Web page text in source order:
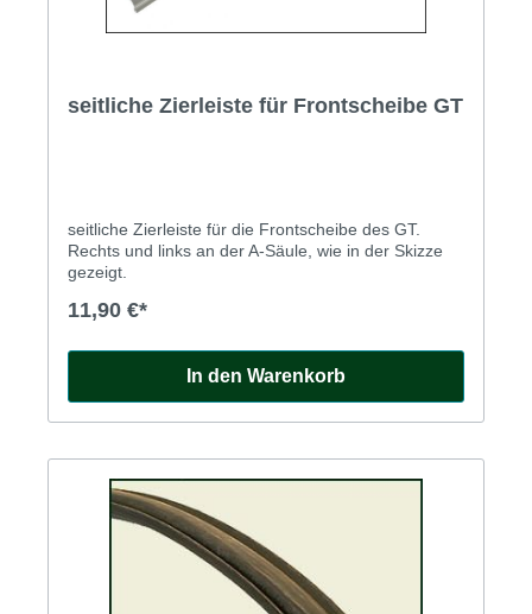
seitliche Zierleiste für Frontscheibe GT
seitliche Zierleiste für die Frontscheibe des GT.
Rechts und links an der A-Säule, wie in der Skizze
gezeigt.
11,90 €*
In den Warenkorb